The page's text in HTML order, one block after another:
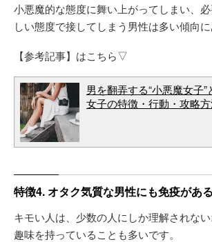
小悪魔的な態度に舞い上がってしまい、
しい態度で接してしまう男性は多い傾向に
【参考記事】はこちら▽
男を翻弄する“小悪魔女子
女子の特徴・行動・攻略
特徴4. オタク気質な男性にも免疫があ
キモい人は、少数の人にしか理解されな
趣味を持っていることも多いです。